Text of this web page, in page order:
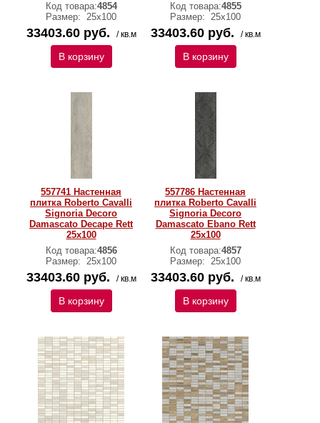
Код товара:4854
Размер: 25x100
33403.60 руб. / кв.м
В корзину
Код товара:4855
Размер: 25x100
33403.60 руб. / кв.м
В корзину
557741 Настенная
плитка Roberto Cavalli
Signoria Decoro
Damascato Decape Rett
25x100
Код товара:4856
Размер: 25x100
33403.60 руб. / кв.м
В корзину
557786 Настенная
плитка Roberto Cavalli
Signoria Decoro
Damascato Ebano Rett
25x100
Код товара:4857
Размер: 25x100
33403.60 руб. / кв.м
В корзину